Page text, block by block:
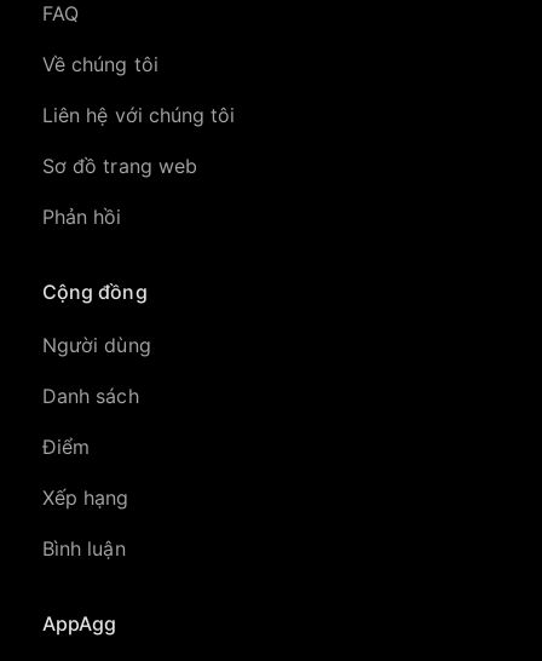
FAQ
Về chúng tôi
Liên hệ với chúng tôi
Sơ đồ trang web
Phản hồi
Cộng đồng
Người dùng
Danh sách
Điểm
Xếp hạng
Bình luận
AppAgg